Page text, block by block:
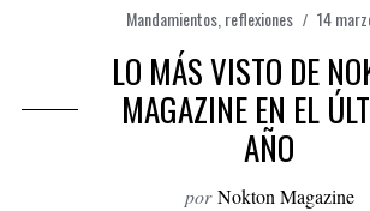
r
c
h
f
Mandamientos,reflexiones 14
LO MÁS VISTO DE
MAGAZINE EN EL
AÑO
por Nokton Magazine